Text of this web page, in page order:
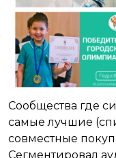
Сообщества где
самые лучшие
совместные
Сегментировал